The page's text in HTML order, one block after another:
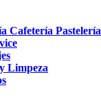
Cafetería Pastelería
Limpeza